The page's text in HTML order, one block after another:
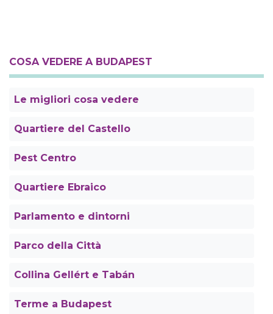
COSA VEDERE A BUDAPEST
Le migliori cosa vedere
Quartiere del Castello
Pest Centro
Quartiere Ebraico
Parlamento e dintorni
Parco della Città
Collina Gellért e Tabán
Terme a Budapest